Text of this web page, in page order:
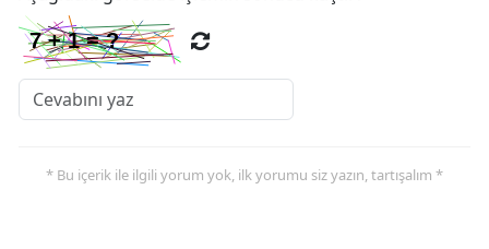
* Bu içerik ile ilgili yorum yok, ilk yorumu siz yazın, tartışalım *